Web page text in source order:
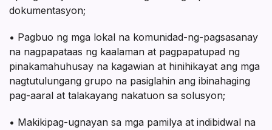
dokumentasyon;
• Pagbuo ng mga lokal na komunidad-ng-pagsasanay
na nagpapataas ng kaalaman at pagpapatupad ng
pinakamahuhusay na kagawian at hinihikayat ang mga
nagtutulungang grupo na pasiglahin ang ibinahaging
pag-aaral at talakayang nakatuon sa solusyon;
• Makikipag-ugnayan sa mga pamilya at indibidwal na